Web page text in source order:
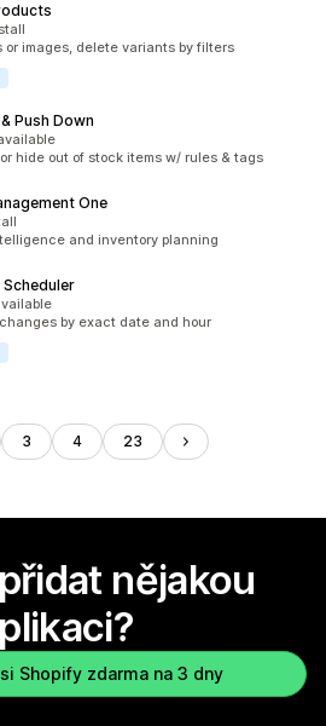
34
or images, delete variants by filters
Push Down
11
hide out of stock items w/ rules & tags
One
9
and inventory planning
8
by exact date and hour
3 4 23
nějakou
Shopify zdarma na 3 dny